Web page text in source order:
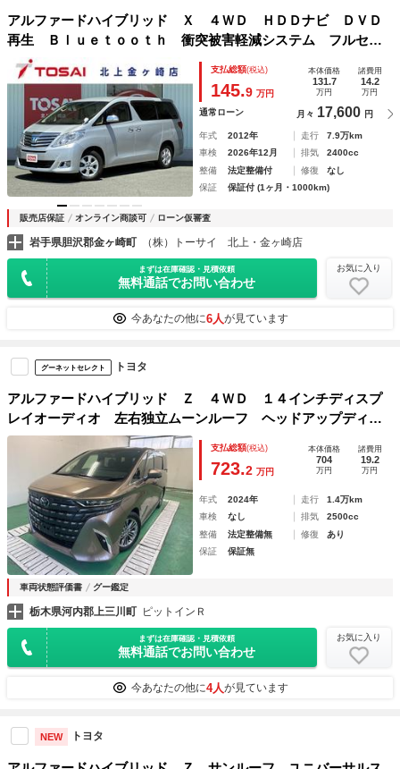
アルファードハイブリッド Ｘ ４ＷＤ ＨＤＤナビ ＤＶＤ
再生 Ｂｌｕｅｔｏｏｔｈ 衝突被害軽減システム フルセ
グ バックカメラ ＥＴＣ ＨＩＤヘッドライト スマートキ
ー キーレス クリアランスソナー／バックソナー ＵＳＢジ
ャック
支払総額(税込)
145.9 万円
本体価格
131.7
万円
諸費用
14.2
万円
通常ローン 月々 17,600 円
年式 2012年 走行
7.9万km
車検
2026年12月 排気
2400cc
整備
法定整備付 修復
なし
保証
保証付 (1ヶ月・1000km)
販売店保証 オンライン商談可 ローン仮審査
岩手県胆沢郡金ヶ崎町 （株）トーサイ 北上・金ヶ崎店
まずは在庫確認・見積依頼
無料通話でお問い合わせ
お気に入り
今あなたの他に6人が見ています
グーネットセレクト トヨタ
アルファードハイブリッド Ｚ ４ＷＤ １４インチディスプ
レイオーディオ 左右独立ムーンルーフ ヘッドアップディス
プレイ リヤモニター アラウンドビュー アドバンスドパー
支払総額(税込)
723.2 万円
本体価格
704
万円
諸費用
19.2
万円
年式 2024年 走行
1.4万km
車検
なし 排気
2500cc
整備
法定整備無 修復
あり
保証
保証無
車両状態評価書 グー鑑定
栃木県河内郡上三川町 ピットインＲ
まずは在庫確認・見積依頼
無料通話でお問い合わせ
お気に入り
今あなたの他に4人が見ています
NEW トヨタ